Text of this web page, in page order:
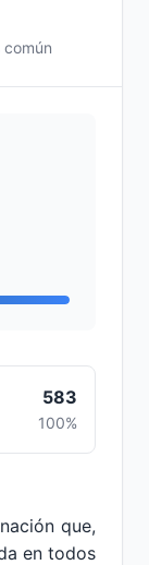
común
583
100%
que,
en todos